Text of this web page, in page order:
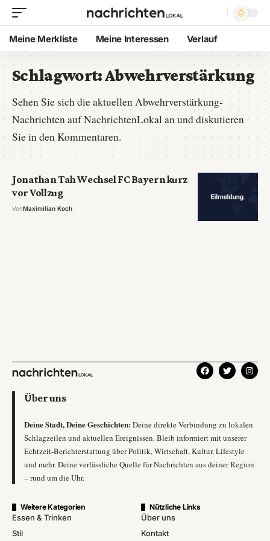
Meine Merkliste Meine Interessen Verlauf
Schlagwort:Abwehrverstärkung
Sehen Sie sich die aktuellen Abwehrverstärkung-
Nachrichten auf NachrichtenLokal an und diskutieren
Sie in den Kommentaren.
Jonathan Tah Wechsel FC Bayern kurz
vor Vollzug
VonMaximilian Koch
Über uns
Deine Stadt, Deine Geschichten: Deine direkte Verbindung zu lokalen
Schlagzeilen und aktuellen Ereignissen. Bleib informiert mit unserer
Echtzeit-Berichterstattung über Politik, Wirtschaft, Kultur, Lifestyle
und mehr. Deine verlässliche Quelle für Nachrichten aus deiner Region
– rund um die Uhr.
Weitere Kategorien
Essen & Trinken
Stil
Nützliche Links
Über uns
Kontakt